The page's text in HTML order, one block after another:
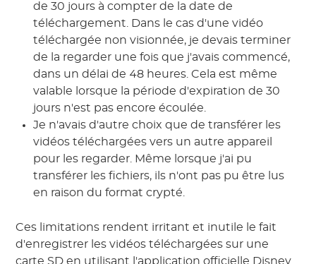
de 30 jours à compter de la date de
téléchargement. Dans le cas d'une vidéo
téléchargée non visionnée, je devais terminer
de la regarder une fois que j'avais commencé,
dans un délai de 48 heures. Cela est même
valable lorsque la période d'expiration de 30
jours n'est pas encore écoulée.
Je n'avais d'autre choix que de transférer les
vidéos téléchargées vers un autre appareil
pour les regarder. Même lorsque j'ai pu
transférer les fichiers, ils n'ont pas pu être lus
en raison du format crypté.
Ces limitations rendent irritant et inutile le fait
d'enregistrer les vidéos téléchargées sur une
carte SD en utilisant l'application officielle Disney